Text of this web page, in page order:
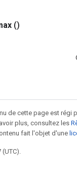
()
de cette page est régi
plus, consultez les
fait l'objet d'une